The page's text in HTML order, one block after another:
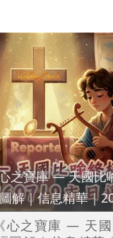
之寶庫 — 天國比
解｜信息精華｜
心之寶庫 — 天